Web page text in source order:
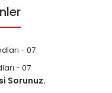
- 07
Sorunuz.